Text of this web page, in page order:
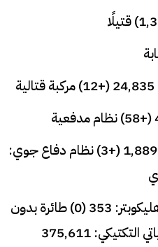
راجمات صواريخ متعددة: 1,889 (+3) نظام دفاع جوي:
الطائرات: 436 (0) طائرة هليكوبتر: 353 (0) طائرة بدون
طيار على المستوى العملياتي التكتيكي: 375,611